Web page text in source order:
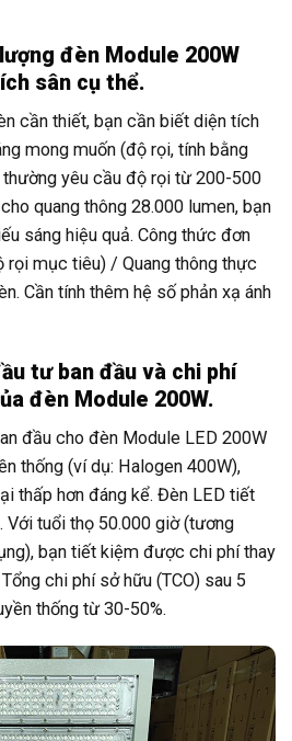
đèn Module 200W
sân cụ thể.
cần thiết, bạn cần biết diện tích
mong muốn (độ rọi, tính bằng
thường yêu cầu độ rọi từ 200-500
quang thông 28.000 lumen, bạn
sáng hiệu quả. Công thức đơn
rọi mục tiêu) / Quang thông thực
Cần tính thêm hệ số phản xạ ánh
tư ban đầu và chi phí
đèn Module 200W.
đầu cho đèn Module LED 200W
thống (ví dụ: Halogen 400W),
thấp hơn đáng kể. Đèn LED tiết
Với tuổi thọ 50.000 giờ (tương
bạn tiết kiệm được chi phí thay
chi phí sở hữu (TCO) sau 5
thống từ 30-50%.